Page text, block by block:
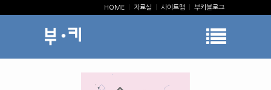
HOME 자료실 사이트맵 부키블로그